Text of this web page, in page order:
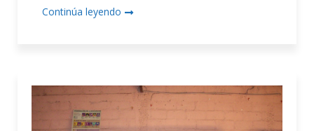
Continúa leyendo